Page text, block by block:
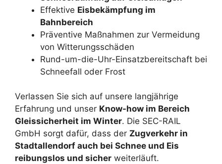
Effektive Eisbekämpfung im
Bahnbereich
Präventive Maßnahmen zur Vermeidung
von Witterungsschäden
Rund-um-die-Uhr-Einsatzbereitschaft bei
Schneefall oder Frost
Verlassen Sie sich auf unsere langjährige
Erfahrung und unser Know-how im Bereich
Gleissicherheit im Winter. Die SEC-RAIL
GmbH sorgt dafür, dass der Zugverkehr in
Stadtallendorf auch bei Schnee und Eis
reibungslos und sicher weiterläuft.